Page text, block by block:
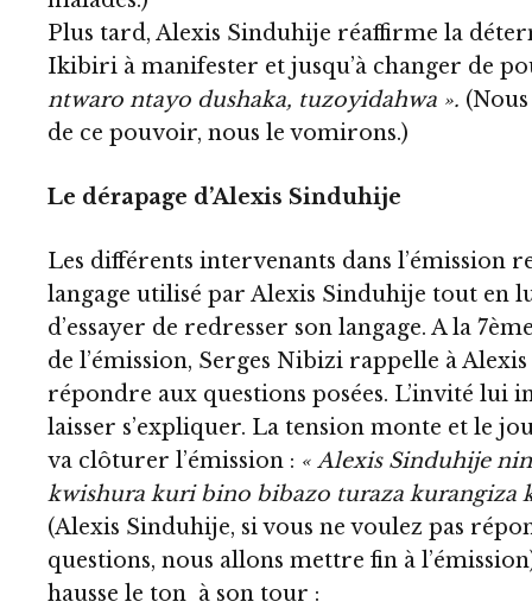
Plus tard, Alexis Sinduhije réaffirme la
Ikibiri à manifester et jusqu’à changer de
ntwaro ntayo dushaka, tuzoyidahwa ».
de ce pouvoir, nous le vomirons.)
Le dérapage d’Alexis Sinduhije
Les différents intervenants dans l’émission
langage utilisé par Alexis Sinduhije tout en
d’essayer de redresser son langage. A la
de l’émission, Serges Nibizi rappelle à
répondre aux questions posées. L’invité lui
laisser s’expliquer. La tension monte et le
va clôturer l’émission : « Alexis Sinduhije
kwishura kuri bino bibazo turaza kurangiza
(Alexis Sinduhije, si vous ne voulez pas
questions, nous allons mettre fin à
hausse le ton à son tour :